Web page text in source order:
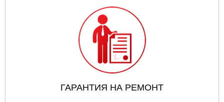
ГАРАНТИЯ НА РЕМОНТ